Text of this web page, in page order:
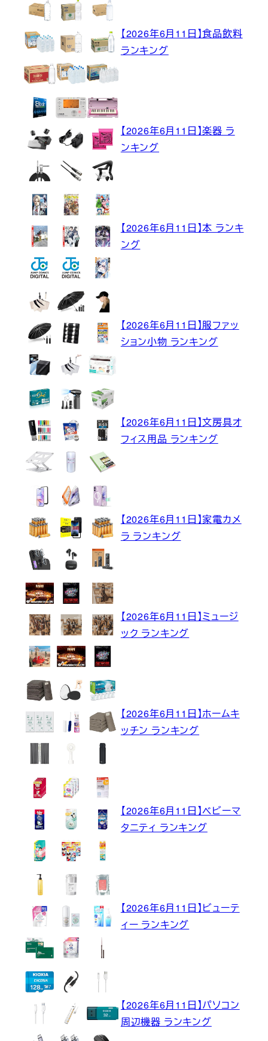
【2026年6月11日】食品飲料
ランキング
【2026年6月11日】楽器 ラ
ンキング
【2026年6月11日】本 ランキ
ング
【2026年6月11日】服ファッ
ション小物 ランキング
【2026年6月11日】文房具オ
フィス用品 ランキング
【2026年6月11日】家電カメ
ラ ランキング
【2026年6月11日】ミュージ
ック ランキング
【2026年6月11日】ホームキ
ッチン ランキング
【2026年6月11日】ベビーマ
タニティ ランキング
【2026年6月11日】ビューテ
ィー ランキング
【2026年6月11日】パソコン
周辺機器 ランキング